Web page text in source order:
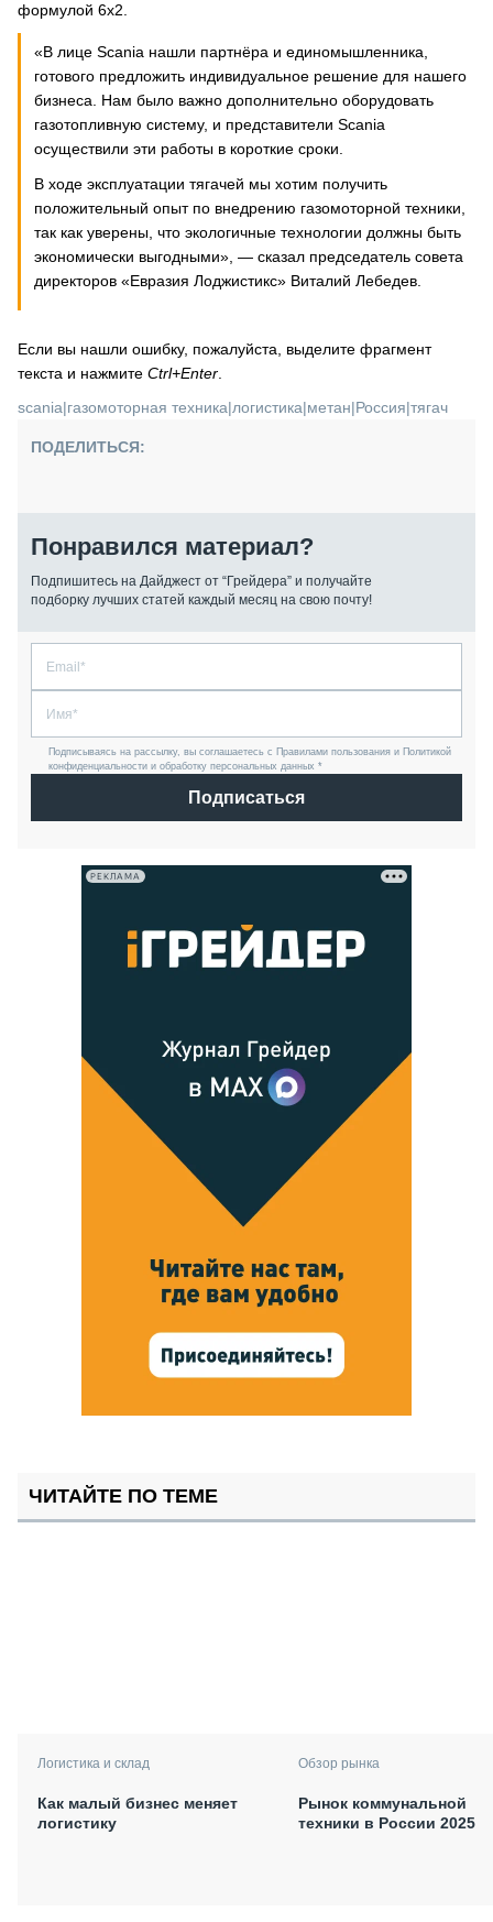
формулой 6х2.
«В лице Scania нашли партнёра и единомышленника,
готового предложить индивидуальное решение для нашего
бизнеса. Нам было важно дополнительно оборудовать
газотопливную систему, и представители Scania
осуществили эти работы в короткие сроки.
В ходе эксплуатации тягачей мы хотим получить
положительный опыт по внедрению газомоторной техники,
так как уверены, что экологичные технологии должны быть
экономически выгодными», — сказал председатель совета
директоров «Евразия Лоджистикс» Виталий Лебедев.
Если вы нашли ошибку, пожалуйста, выделите фрагмент
текста и нажмите Ctrl+Enter
scania|газомоторная техника|логистика|метан|Россия|тягач
ПОДЕЛИТЬСЯ:
Понравился материал?
Подпишитесь на Дайджест от “Грейдера” и получайте
подборку лучших статей каждый месяц на свою почту!
Подписываясь на рассылку, вы соглашаетесь с Правилами пользования и Политикой
конфиденциальности и обработку персональных данных *
Подписаться
РЕКЛАМА
ЧИТАЙТЕ ПО ТЕМЕ
Логистика и склад
Как малый бизнес меняет
логистику
Обзор рынка
Рынок коммунальной
техники в России 2025